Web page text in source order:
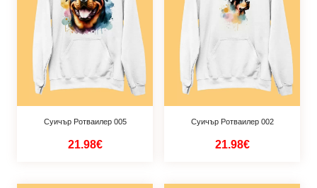
Суичър Ротваилер 005
21.98€
Суичър Ротваилер 002
21.98€